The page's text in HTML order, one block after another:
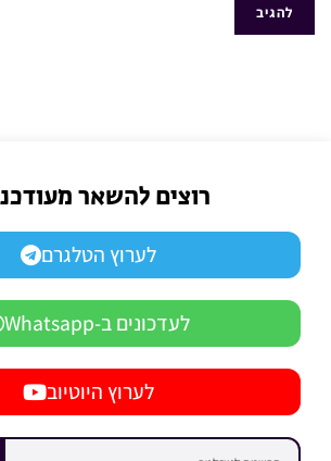
רוצים להשאר
לערוץ הטלגרם
לעדכונים ב-Whatsapp
לערוץ היוטיוב